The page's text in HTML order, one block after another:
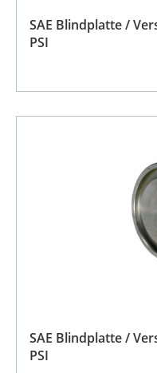
SAE Blindplatte /
PSI
SAE Blindplatte /
PSI